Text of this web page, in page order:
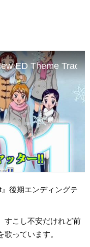
ED Theme
後期エンディングテ
すこし不安だけれど前
っています。